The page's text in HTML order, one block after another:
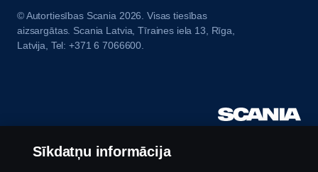
© Autortiesības Scania 2026. Visas tiesības
aizsargātas. Scania Latvia, Tīraines iela 13, Rīga,
Latvija, Tel: +371 6 7066600.
Sīkdatņu informācija